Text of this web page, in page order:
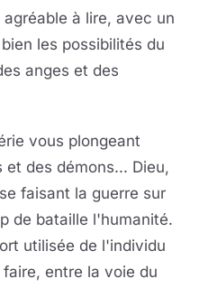
à lire, avec un
les possibilités du
anges et des
vous plongeant
et des démons... Dieu,
faisant la guerre sur
de bataille l'humanité.
utilisée de l'individu
entre la voie du